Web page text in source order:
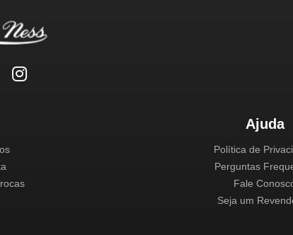
Ajuda
Política de
Perguntas
Fale
Seja um